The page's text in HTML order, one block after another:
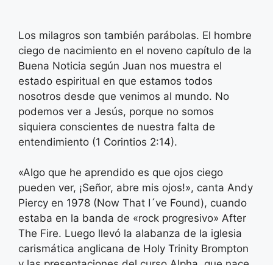
Los milagros son también parábolas. El hombre
ciego de nacimiento en el noveno capítulo de la
Buena Noticia según Juan nos muestra el
estado espiritual en que estamos todos
nosotros desde que venimos al mundo. No
podemos ver a Jesús, porque no somos
siquiera conscientes de nuestra falta de
entendimiento (1 Corintios 2:14).
«Algo que he aprendido es que ojos ciego
pueden ver, ¡Señor, abre mis ojos!», canta Andy
Piercy en 1978 (Now That I´ve Found), cuando
estaba en la banda de «rock progresivo» After
The Fire. Luego llevó la alabanza de la iglesia
carismática anglicana de Holy Trinity Brompton